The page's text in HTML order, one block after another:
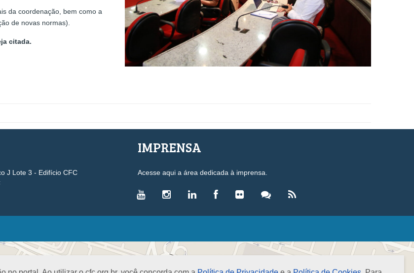
da coordenação, bem como a
de novas normas).
citada.
J Lote 3 - Edifício CFC
IMPRENSA
Acesse aqui a área dedicada à imprensa.
PRESIDÊNCIAS
Interno
LEGISLAÇÃO
Leis
Decretos-Lei